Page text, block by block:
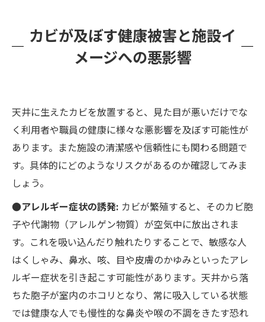
カビが及ぼす健康被害と施設イ
メージへの悪影響
天井に生えたカビを放置すると、見た目が悪いだけでな
く利用者や職員の健康に様々な悪影響を及ぼす可能性が
あります。また施設の清潔感や信頼性にも関わる問題で
す。具体的にどのようなリスクがあるのか確認してみま
しょう。
●アレルギー症状の誘発: カビが繁殖すると、そのカビ胞
子や代謝物（アレルゲン物質）が空気中に放出されま
す。これを吸い込んだり触れたりすることで、敏感な人
はくしゃみ、鼻水、咳、目や皮膚のかゆみといったアレ
ルギー症状を引き起こす可能性があります​。天井から落
ちた胞子が室内のホコリとなり、常に吸入している状態
では健康な人でも慢性的な鼻炎や喉の不調をきたす恐れ